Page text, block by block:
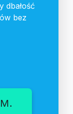
dbałość
bez